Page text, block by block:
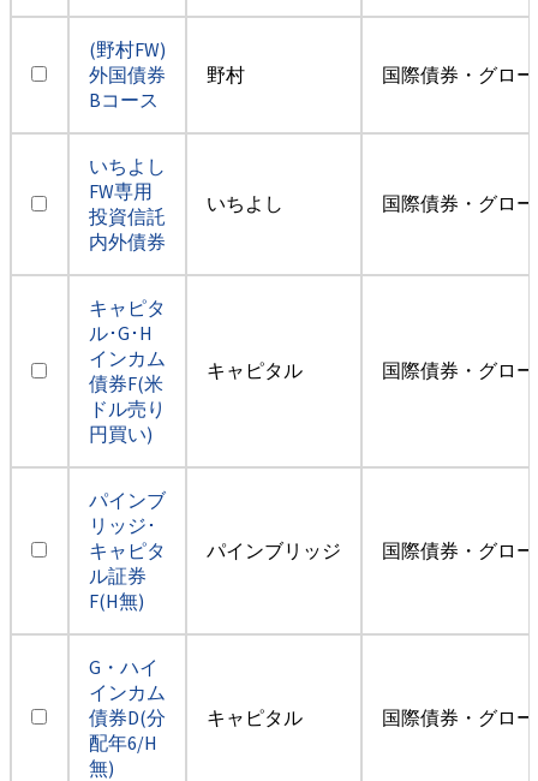
(野村FW)
外国債券
Bコース
野村 国際債券・グロ
いちよし
FW専用
投資信託
内外債券
いちよし 国際債券・グロ
キャピタ
ル･G･H
インカム
債券F(米
ドル売り
円買い)
キャピタル 国際債券・グロ
パインブ
リッジ･
キャピタ
ル証券
F(H無)
パインブリッジ 国際債券・グロ
G・ハイ
インカム
債券D(分
配年6/H
無)
キャピタル 国際債券・グロ